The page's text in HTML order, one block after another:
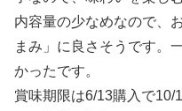
内容量の少なめなので、
まみ」に良さそうです。
かったです。
賞味期限は6/13購入で10/